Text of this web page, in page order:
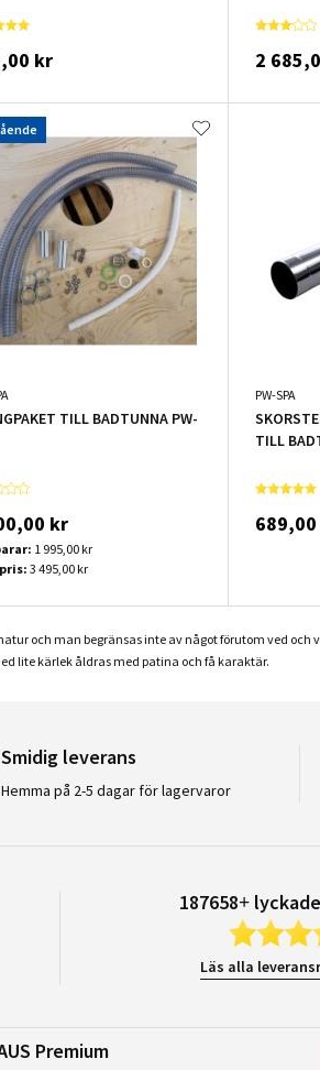
kr 2
TILL BADTUNNA PW-
kr
1 995,00 kr
3 495,00 kr
PW-SPA
TILL
och man begränsas inte av något förutom ved
lite kärlek åldras med patina och få karaktär.
Smidig leverans
Hemma på 2-5 dagar för lagervaror
187658+
Läs alla
Premium